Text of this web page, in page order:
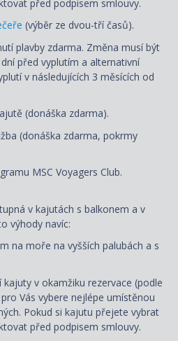
před podpisem smlouvy.
(výběr ze dvou-tří časů).
plavby zdarma. Změna musí být
před vyplutím a alternativní
v následujících 3 měsících od
(donáška zdarma).
(donáška zdarma, pokrmy
MSC Voyagers Club.
v kajutách s balkonem a v
výhody navíc:
na moře na vyšších palubách a s
v okamžiku rezervace (podle
Vás vybere nejlépe umístěnou
Pokud si kajutu přejete vybrat
před podpisem smlouvy.